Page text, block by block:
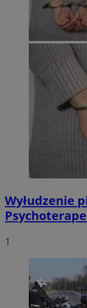
Wyłudzenie
1